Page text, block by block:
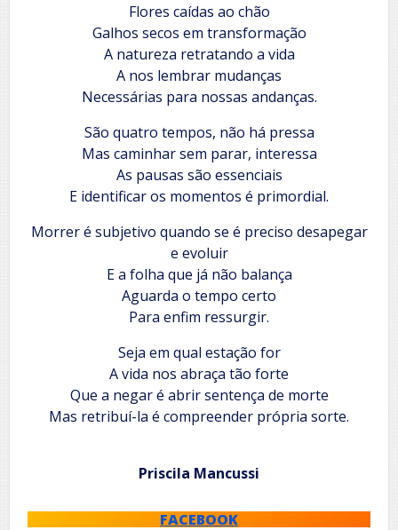
Flores caídas ao chão
Galhos secos em transformação
A natureza retratando a vida
A nos lembrar mudanças
Necessárias para nossas andanças.
São quatro tempos, não há pressa
Mas caminhar sem parar, interessa
As pausas são essenciais
E identificar os momentos é primordial.
Morrer é subjetivo quando se é preciso desapegar
e evoluir
E a folha que já não balança
Aguarda o tempo certo
Para enfim ressurgir.
Seja em qual estação for
A vida nos abraça tão forte
Que a negar é abrir sentença de morte
Mas retribuí-la é compreender própria sorte.
Priscila Mancussi
FACEBOOK